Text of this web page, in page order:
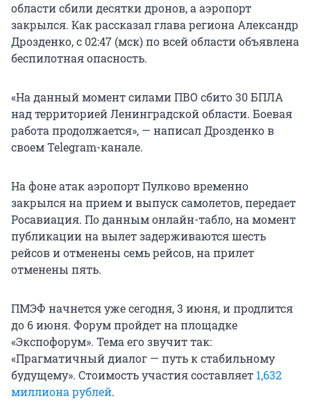
области сбили десятки дронов, а аэропорт
закрылся. Как рассказал глава региона Александр
Дрозденко, с 02:47 (мск) по всей области объявлена
беспилотная опасность.
«На данный момент силами ПВО сбито 30 БПЛА
над территорией Ленинградской области. Боевая
работа продолжается», — написал Дрозденко в
своем Telegram-канале.
На фоне атак аэропорт Пулково временно
закрылся на прием и выпуск самолетов, передает
Росавиация. По данным онлайн-табло, на момент
публикации на вылет задерживаются шесть
рейсов и отменены семь рейсов, на прилет
отменены пять.
ПМЭФ начнется уже сегодня, 3 июня, и продлится
до 6 июня. Форум пройдет на площадке
«Экспофорум». Тема его звучит так:
«Прагматичный диалог — путь к стабильному
будущему». Стоимость участия составляет 1,632
миллиона рублей.